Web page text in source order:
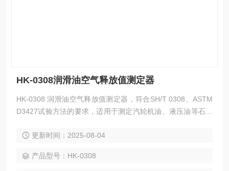
HK-0308润滑油空气释放值测定器
HK-0308 润滑油空气释放值测定器，符合SH/T 0308、ASTM
D3427试验方法的要求，适用于测定汽轮机油、液压油等石油
更新时间：2025-08-04
产品型号：HK-0308